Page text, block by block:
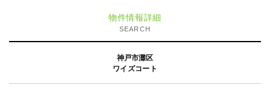
物件情報詳細
SEARCH
神戸市灘区
ワイズコート